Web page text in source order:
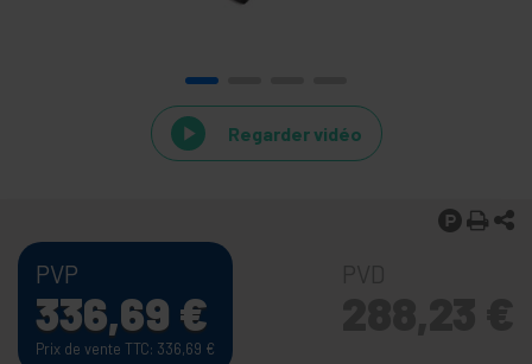
Regarder vidéo
PVP
336,69 €
Prix de vente TTC: 336,69 €